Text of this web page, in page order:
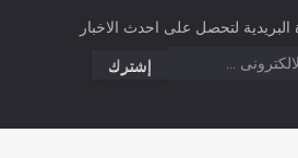
لتحصل على احدث الاخبار